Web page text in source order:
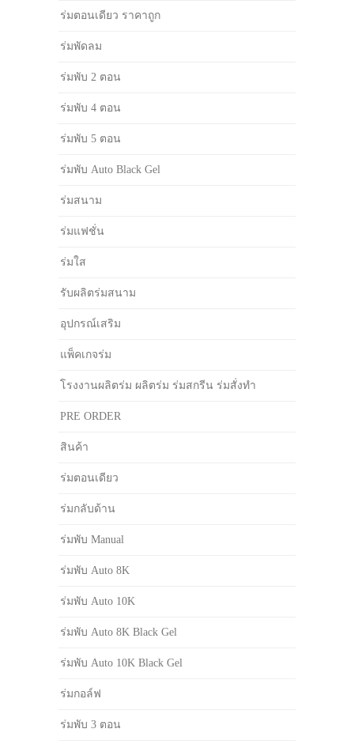
ร่มตอนเดียว ราคาถูก
ร่มพัดลม
ร่มพับ 2 ตอน
ร่มพับ 4 ตอน
ร่มพับ 5 ตอน
ร่มพับ Auto Black Gel
ร่มสนาม
ร่มแฟชั่น
ร่มใส
รับผลิตร่มสนาม
อุปกรณ์เสริม
แพ็คเกจร่ม
โรงงานผลิตร่ม ผลิตร่ม ร่มสกรีน ร่มสั่งทำ
PRE ORDER
สินค้า
ร่มตอนเดียว
ร่มกลับด้าน
ร่มพับ Manual
ร่มพับ Auto 8K
ร่มพับ Auto 10K
ร่มพับ Auto 8K Black Gel
ร่มพับ Auto 10K Black Gel
ร่มกอล์ฟ
ร่มพับ 3 ตอน